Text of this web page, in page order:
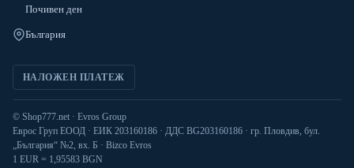
Почивен ден
България
НАЛОЖЕН ПЛАТЕЖ
© Shop777.net · Evros Group
Еврос Груп ЕООД · ЕИК 203160186 · ДДС BG203160186 · гр. Пловдив, бул.
„България“ №2, вх. Б · Bizco Evros
1 EUR = 1,95583 BGN